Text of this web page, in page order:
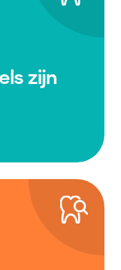
zijn